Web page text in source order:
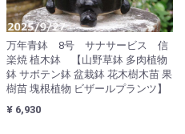
万年青鉢 8号 サナサービス 信
楽焼 植木鉢 【山野草鉢 多肉植物
鉢 サボテン鉢 盆栽鉢 花木樹木苗 果
樹苗 塊根植物 ビザールプランツ】
¥ 6,930